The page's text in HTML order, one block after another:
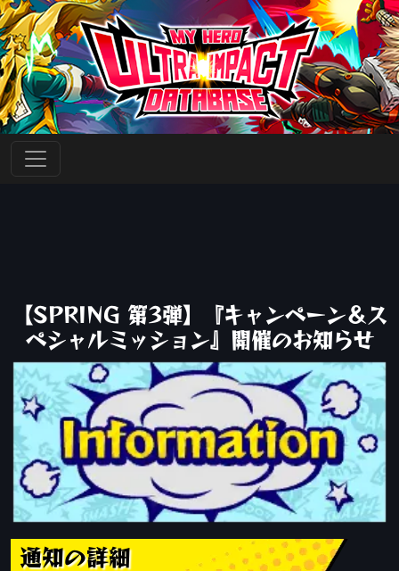
【SPRING 第3弾】『キャンペーン＆ス
ペシャルミッション』開催のお知らせ
通知の詳細